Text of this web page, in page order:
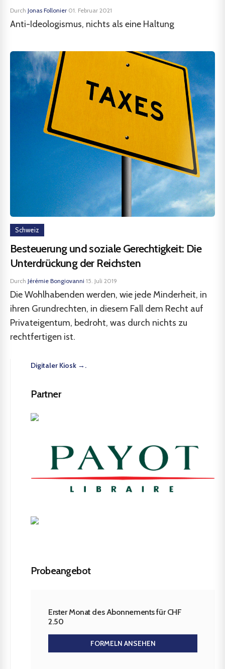
Durch Jonas Follonier·01. Februar 2021
Anti-Ideologismus, nichts als eine Haltung
Schweiz
Besteuerung und soziale Gerechtigkeit: Die
Unterdrückung der Reichsten
Durch Jérémie Bongiovanni·15. Juli 2019
Die Wohlhabenden werden, wie jede Minderheit, in
ihren Grundrechten, in diesem Fall dem Recht auf
Privateigentum, bedroht, was durch nichts zu
rechtfertigen ist.
Digitaler Kiosk →.
Partner
Probeangebot
Erster Monat des Abonnements für CHF
2.50
FORMELN ANSEHEN